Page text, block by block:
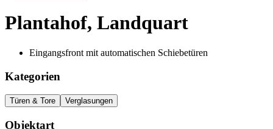
Plantahof, Landquart
Eingangsfront mit automatischen Schiebetüren
Kategorien
Türen & Tore Verglasungen
Objektart